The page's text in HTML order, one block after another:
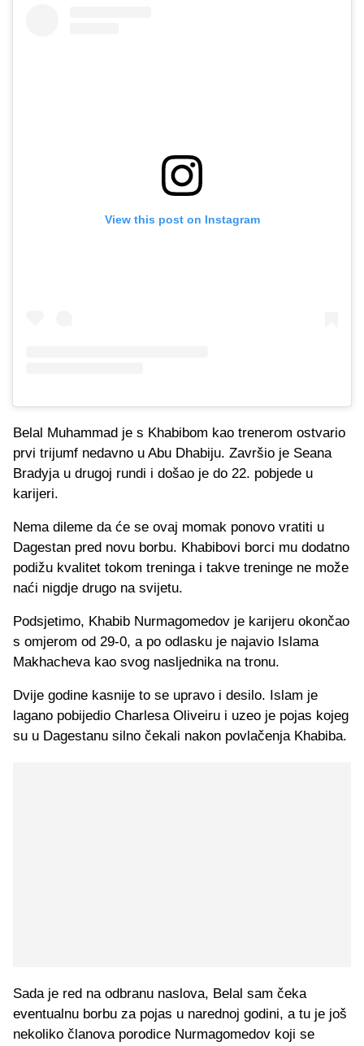
View this post on Instagram
Belal Muhammad je s Khabibom kao trenerom ostvario
prvi trijumf nedavno u Abu Dhabiju. Završio je Seana
Bradyja u drugoj rundi i došao je do 22. pobjede u
karijeri.
Nema dileme da će se ovaj momak ponovo vratiti u
Dagestan pred novu borbu. Khabibovi borci mu dodatno
podižu kvalitet tokom treninga i takve treninge ne može
naći nigdje drugo na svijetu.
Podsjetimo, Khabib Nurmagomedov je karijeru okončao
s omjerom od 29-0, a po odlasku je najavio Islama
Makhacheva kao svog nasljednika na tronu.
Dvije godine kasnije to se upravo i desilo. Islam je
lagano pobijedio Charlesa Oliveiru i uzeo je pojas kojeg
su u Dagestanu silno čekali nakon povlačenja Khabiba.
Sada je red na odbranu naslova, Belal sam čeka
eventualnu borbu za pojas u narednoj godini, a tu je još
nekoliko članova porodice Nurmagomedov koji se